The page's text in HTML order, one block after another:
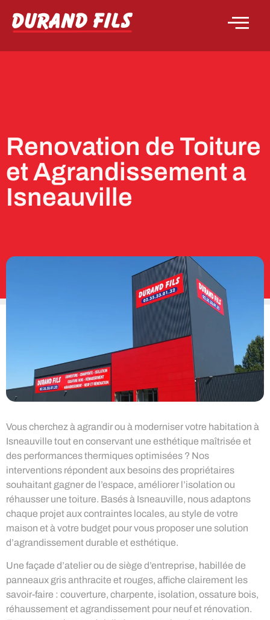
Renovation de Toiture
et Agrandissement a
Isneauville
Vous cherchez à agrandir ou à moderniser votre habitation à
Isneauville tout en conservant une esthétique maîtrisée et
des performances thermiques optimisées ? Nos
interventions répondent aux besoins des propriétaires
souhaitant gagner de l’espace, améliorer l’isolation ou
réhausser une toiture. Basés à Isneauville, nous adaptons
chaque projet aux contraintes locales, au style de votre
maison et à votre budget pour vous proposer une solution
d’agrandissement durable et esthétique.
Une façade d’atelier ou de siège d’entreprise, habillée de
panneaux gris anthracite et rouges, affiche clairement les
savoir-faire : couverture, charpente, isolation, ossature bois,
réhaussement et agrandissement pour neuf et rénovation.